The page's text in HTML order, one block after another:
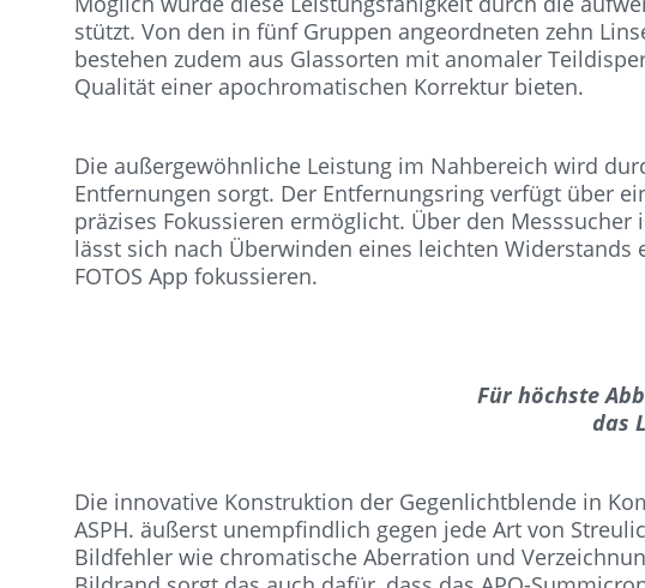
stützt. Von den in fünf Gruppen angeordneten zehn
bestehen zudem aus Glassorten mit anomaler
Qualität einer apochromatischen Korrektur bieten.
Die außergewöhnliche Leistung im Nahbereich wird
Entfernungen sorgt. Der Entfernungsring verfügt über
präzises Fokussieren ermöglicht. Über den
lässt sich nach Überwinden eines leichten
FOTOS App fokussieren.
Für höchste
das
Die innovative Konstruktion der Gegenlichtblende in
ASPH. äußerst unempfindlich gegen jede Art von
Bildfehler wie chromatische Aberration und